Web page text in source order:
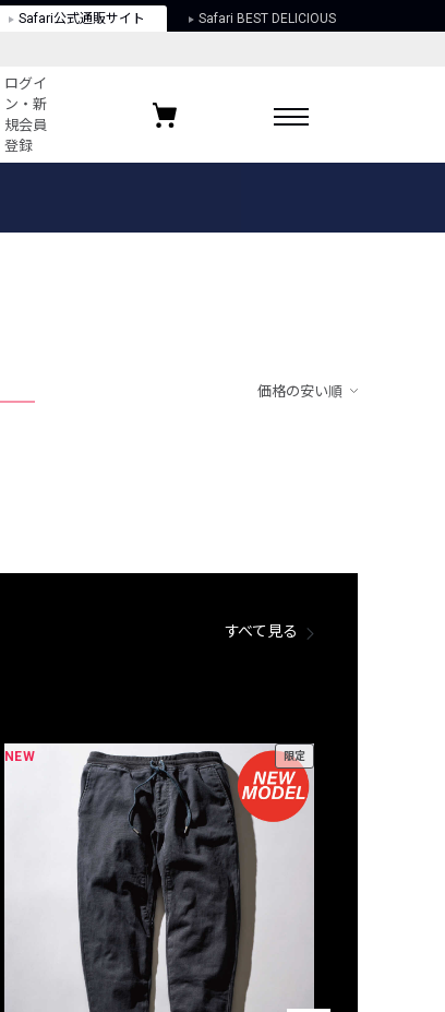
Safari公式通販サイト Safari BEST DELICIOUS
ログイ
ン・新
規会員
登録
お気に入りブランド
価格の安い順
すべて見る
NEW 限定